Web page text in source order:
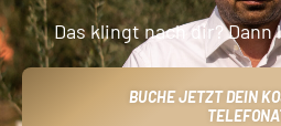
Das klingt nach dir?
BUCHE JETZT DEIN